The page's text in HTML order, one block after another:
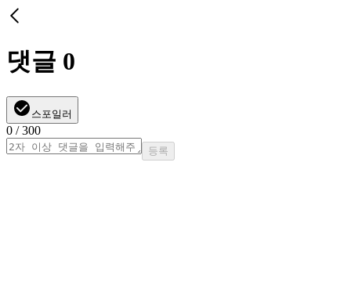
댓글 0
스포일러
0 / 300
등록